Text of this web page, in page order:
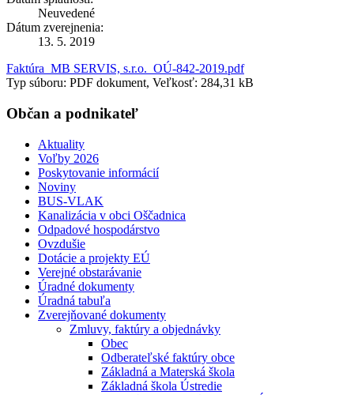
Neuvedené
Dátum zverejnenia:
13. 5. 2019
Faktúra_MB SERVIS, s.r.o._OÚ-842-2019.pdf
Typ súboru: PDF dokument, Veľkosť: 284,31 kB
Občan a podnikateľ
Aktuality
Voľby 2026
Poskytovanie informácií
Noviny
BUS-VLAK
Kanalizácia v obci Oščadnica
Odpadové hospodárstvo
Ovzdušie
Dotácie a projekty EÚ
Verejné obstarávanie
Úradné dokumenty
Úradná tabuľa
Zverejňované dokumenty
Zmluvy, faktúry a objednávky
Obec
Odberateľské faktúry obce
Základná a Materská škola
Základná škola Ústredie